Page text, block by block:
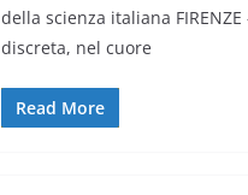
della scienza italiana
discreta, nel cuore
Read More